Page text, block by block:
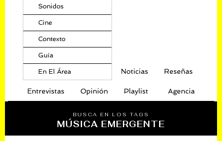
Sonidos
Cine
Contexto
Guía
En El Área Noticias Reseñas
Entrevistas Opinión Playlist Agencia
BUSCA EN LOS TAGS
MÚSICA EMERGENTE